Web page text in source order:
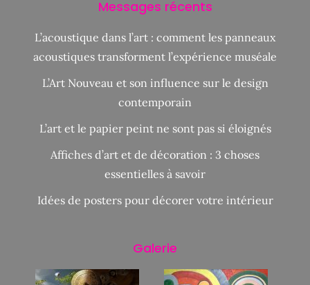
Messages récents
L’acoustique dans l’art : comment les panneaux
acoustiques transforment l’expérience muséale
L’Art Nouveau et son influence sur le design
contemporain
L’art et le papier peint ne sont pas si éloignés
Affiches d’art et de décoration : 3 choses
essentielles à savoir
Idées de posters pour décorer votre intérieur
Galerie